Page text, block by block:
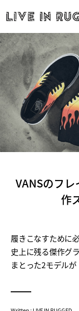
VANSのフ
作
履きこなすために
史上に残る傑作グ
まとった2モデルが